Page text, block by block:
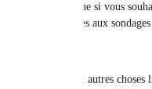
vous avez le droit de
Nous pouvons envoyer des